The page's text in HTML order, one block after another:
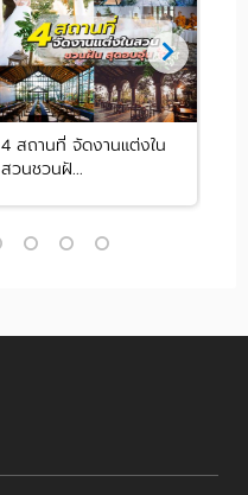
4 สถานที่ จัดงานแต่งใน
สวนชวนฝั...